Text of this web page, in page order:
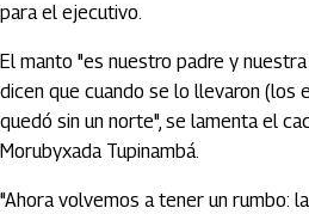
para el ejecutivo.
El manto "es nuestro padre y
dicen que cuando se lo llevaron (los
quedó sin un norte", se lamenta el
Morubyxada Tupinambá.
"Ahora volvemos a tener un rumbo: